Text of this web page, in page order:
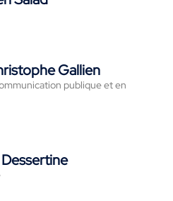
Gallien
publique et en